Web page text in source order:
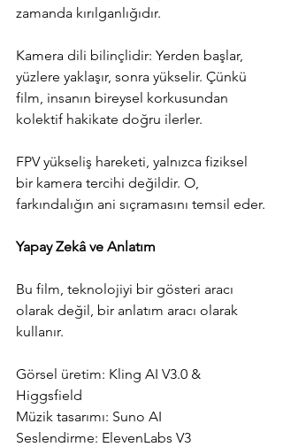
zamanda kırılganlığıdır.
Kamera dili bilinçlidir: Yerden başlar,
yüzlere yaklaşır, sonra yükselir. Çünkü
film, insanın bireysel korkusundan
kolektif hakikate doğru ilerler.
FPV yükseliş hareketi, yalnızca fiziksel
bir kamera tercihi değildir. O,
farkındalığın ani sıçramasını temsil eder.
Yapay Zekâ ve Anlatım
Bu film, teknolojiyi bir gösteri aracı
olarak değil, bir anlatım aracı olarak
kullanır.
Görsel üretim: Kling AI V3.0 &
Higgsfield
Müzik tasarımı: Suno AI
Seslendirme: ElevenLabs V3